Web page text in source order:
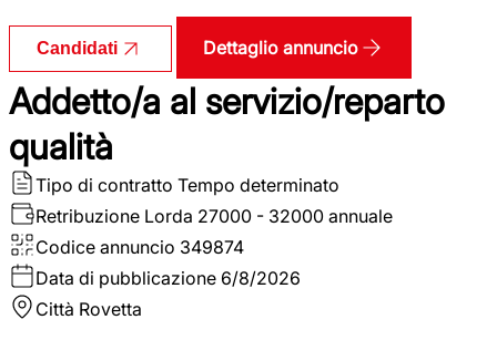
Candidati Dettaglio annuncio
Addetto/a al servizio/reparto
qualità
Tipo di contratto Tempo determinato
Retribuzione Lorda 27000 - 32000 annuale
Codice annuncio 349874
Data di pubblicazione 6/8/2026
Città Rovetta